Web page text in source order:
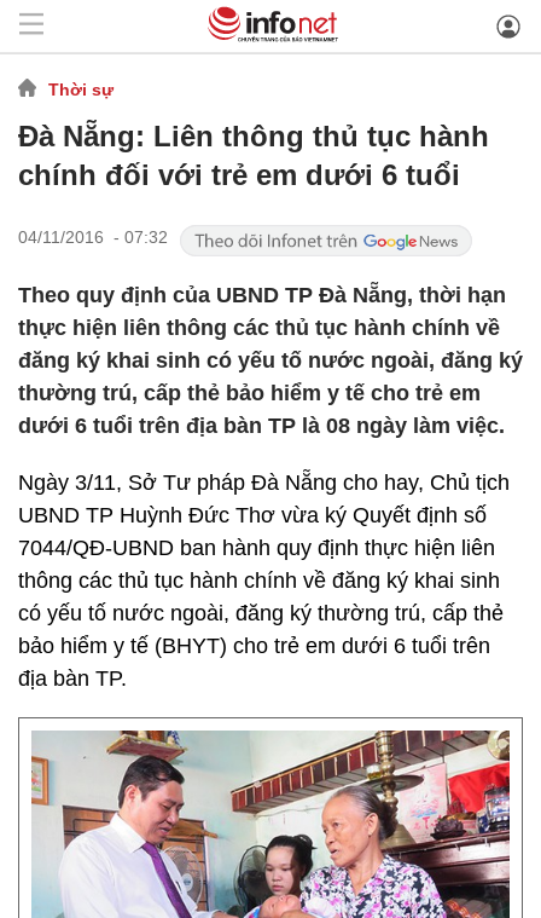
Thời sự
Đà Nẵng: Liên thông thủ tục hành
chính đối với trẻ em dưới 6 tuổi
04/11/2016 - 07:32
Theo quy định của UBND TP Đà Nẵng, thời hạn
thực hiện liên thông các thủ tục hành chính về
đăng ký khai sinh có yếu tố nước ngoài, đăng ký
thường trú, cấp thẻ bảo hiểm y tế cho trẻ em
dưới 6 tuổi trên địa bàn TP là 08 ngày làm việc.
Ngày 3/11, Sở Tư pháp Đà Nẵng cho hay, Chủ tịch
UBND TP Huỳnh Đức Thơ vừa ký Quyết định số
7044/QĐ-UBND ban hành quy định thực hiện liên
thông các thủ tục hành chính về đăng ký khai sinh
có yếu tố nước ngoài, đăng ký thường trú, cấp thẻ
bảo hiểm y tế (BHYT) cho trẻ em dưới 6 tuổi trên
địa bàn TP.